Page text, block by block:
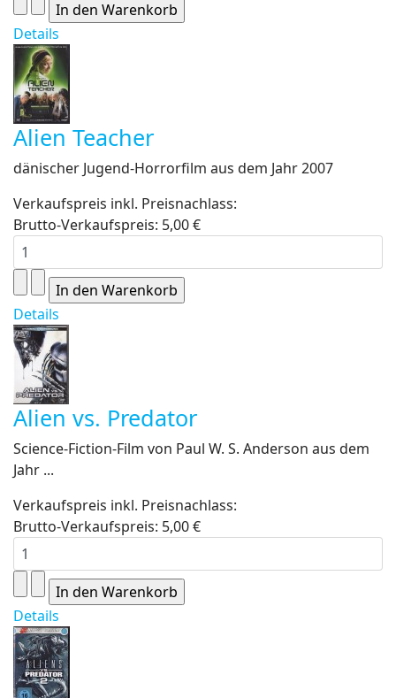
Details
Alien Teacher
dänischer Jugend-Horrorfilm aus dem Jahr 2007
Verkaufspreis inkl. Preisnachlass:
Brutto-Verkaufspreis: 5,00 €
Details
Alien vs. Predator
Science-Fiction-Film von Paul W. S. Anderson aus dem
Jahr ...
Verkaufspreis inkl. Preisnachlass:
Brutto-Verkaufspreis: 5,00 €
Details